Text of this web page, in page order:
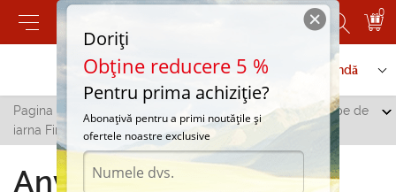
0
Contactați-ne Serviciu de comandă
Pagina principală Tiraspol /
Anvelope de
iarna Firenza in Tiraspol
Anvelope de iarna
Doriți
Obține reducere 5 %
Pentru prima achiziție?
Abonațivă pentru a primi noutățile și
ofertele noastre exclusive